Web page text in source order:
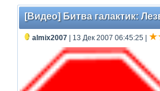
[Видео] Битва галактик:
almix2007 | 13 Дек 2007 06:45:25